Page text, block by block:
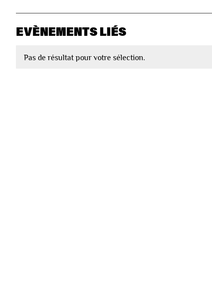
EVÈNEMENTS LIÉS
Pas de résultat pour votre sélection.